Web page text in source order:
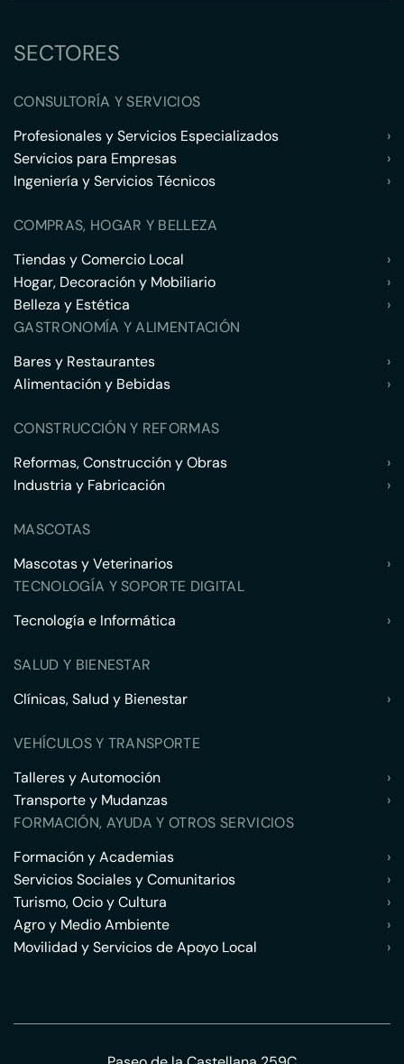
SECTORES
CONSULTORÍA Y SERVICIOS
Profesionales y Servicios Especializados
›
Servicios para Empresas
›
Ingeniería y Servicios Técnicos
›
COMPRAS, HOGAR Y BELLEZA
Tiendas y Comercio Local
›
Hogar, Decoración y Mobiliario
›
Belleza y Estética
›
GASTRONOMÍA Y ALIMENTACIÓN
Bares y Restaurantes
›
Alimentación y Bebidas
›
CONSTRUCCIÓN Y REFORMAS
Reformas, Construcción y Obras
›
Industria y Fabricación
›
MASCOTAS
Mascotas y Veterinarios
›
TECNOLOGÍA Y SOPORTE DIGITAL
Tecnología e Informática
›
SALUD Y BIENESTAR
Clínicas, Salud y Bienestar
›
VEHÍCULOS Y TRANSPORTE
Talleres y Automoción
›
Transporte y Mudanzas
›
FORMACIÓN, AYUDA Y OTROS SERVICIOS
Formación y Academias
›
Servicios Sociales y Comunitarios
›
Turismo, Ocio y Cultura
›
Agro y Medio Ambiente
›
Movilidad y Servicios de Apoyo Local
›